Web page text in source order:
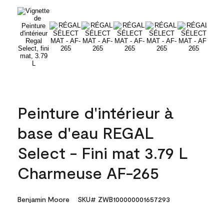
Peinture d'intérieur à
base d'eau REGAL
Select - Fini mat 3.79 L
Charmeuse AF-265
Benjamin Moore SKU# ZWB100000001657293